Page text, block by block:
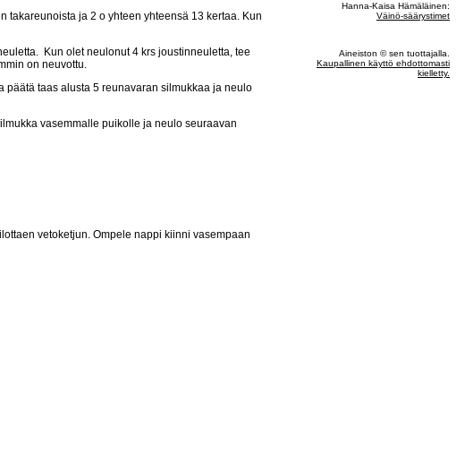
Hanna-Kaisa Hämäläinen:
Väinö-säärystimet
Aineiston © sen tuottajalla.
Kaupallinen käyttö ehdottomasti
kielletty.
takareunoista ja 2 o yhteen yhteensä 13 kertaa. Kun
Kun olet neulonut 4 krs joustinneuletta, tee
on neuvottu.
päätä taas alusta 5 reunavaran silmukkaa ja neulo
vasemmalle puikolle ja neulo seuraavan
vetoketjun. Ompele nappi kiinni vasempaan